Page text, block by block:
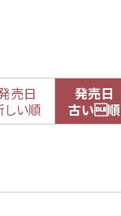
売日
しい順
発売日
古い順